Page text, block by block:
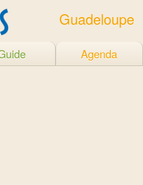
Guadeloupe
Agenda